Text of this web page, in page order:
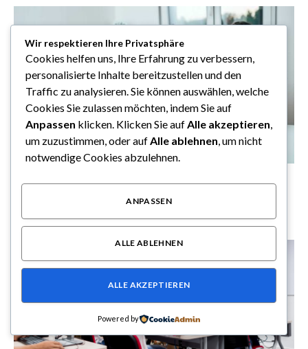
Manuela Lißina-Krause begleitet Unternehmen im
Juni 14, 2026
Wir respektieren Ihre Privatsphäre
Cookies helfen uns, Ihre Erfahrung zu verbessern,
personalisierte Inhalte bereitzustellen und den
Traffic zu analysieren. Sie können auswählen, welche
Cookies Sie zulassen möchten, indem Sie auf
Anpassen klicken. Klicken Sie aufAlle akzeptieren,
um zuzustimmen, oder aufAlle ablehnen, um nicht
notwendige Cookies abzulehnen.
ANPASSEN
ALLE ABLEHNEN
ALLE AKZEPTIEREN
Powered by